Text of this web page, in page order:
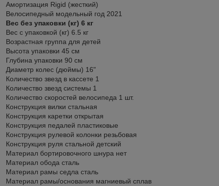
Амортизация Rigid (жесткий)
Велосипедный модельный год 2021
Вес без упаковки (кг) 6 кг
Вес с упаковкой (кг) 6.5 кг
Возрастная группа для детей
Высота упаковки 45 см
Глубина упаковки 90 см
Диаметр колес (дюймы) 16"
Количество звезд в кассете 1
Количество звезд системы 1
Количество скоростей велосипеда 1 шт.
Конструкция вилки стальная
Конструкция каретки открытая
Конструкция педалей пластиковые
Конструкция рулевой колонки резьбовая
Конструкция руля стальной детский
Материал бортировочного шнура нет
Материал обода сталь
Материал рамы седла сталь
Материал рамы/основания магниевый сплав